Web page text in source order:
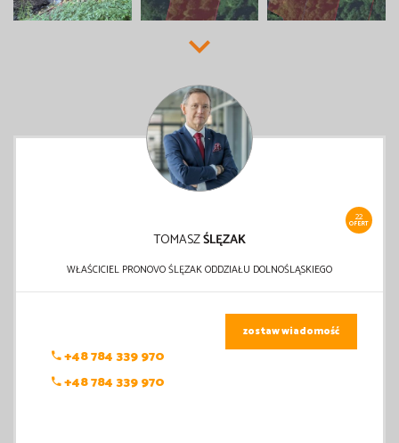
22
OFERT
TOMASZŚLĘZAK
WŁAŚCICIEL PRONOVO ŚLĘZAK ODDZIAŁU DOLNOŚLĄSKIEGO
+48 784 339 970
+48 784 339 970
zostaw wiadomość